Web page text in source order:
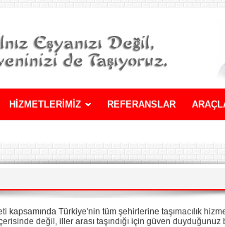
HİZMETLERİMİZ REFERANSLAR
kapsamında Türkiye'nin tüm şehirlerine taşımacılık
değil, iller arası taşındığı için güven duyduğunuz